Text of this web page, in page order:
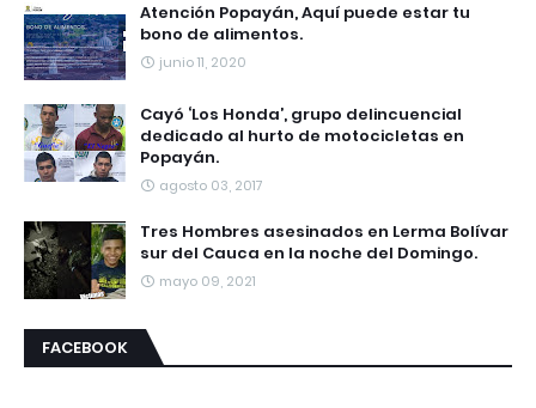
Atención Popayán, Aquí puede estar tu
bono de alimentos.
junio 11, 2020
Cayó ‘Los Honda’, grupo delincuencial
dedicado al hurto de motocicletas en
Popayán.
agosto 03, 2017
Tres Hombres asesinados en Lerma Bolívar
sur del Cauca en la noche del Domingo.
mayo 09, 2021
FACEBOOK